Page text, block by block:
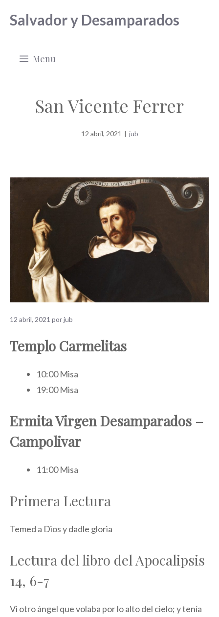
Salvador y Desamparados
Menu
San Vicente Ferrer
12 abril, 2021 | jub
12 abril, 2021 porjub
Templo Carmelitas
10:00 Misa
19:00 Misa
Ermita Virgen Desamparados –
Campolivar
11:00 Misa
Primera Lectura
Temed a Dios y dadle gloria
Lectura del libro del Apocalipsis
14, 6-7
Vi otro ángel que volaba por lo alto del cielo; y tenía